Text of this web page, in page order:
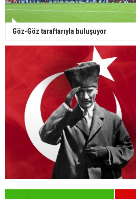
Göz-Göz taraftarıyla buluşuyor